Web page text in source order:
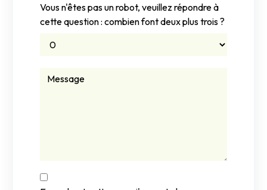
Vous n'êtes pas un robot, veuillez répondre à
cette question : combien font deux plus trois ?